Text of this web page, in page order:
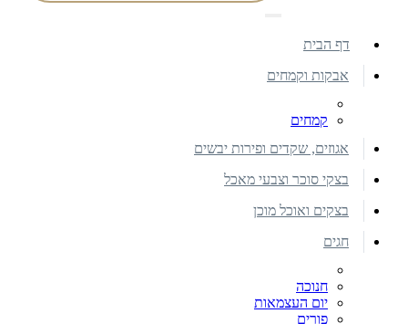
דף הבית
אבקות וקמחים
קמחים
אגוזים, שקדים ופירות יבשים
בצקי סוכר וצבעי מאכל
בצקים ואוכל מוכן
חגים
חנוכה
יום העצמאות
פורים